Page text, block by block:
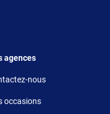
6
agences
nous
occasions